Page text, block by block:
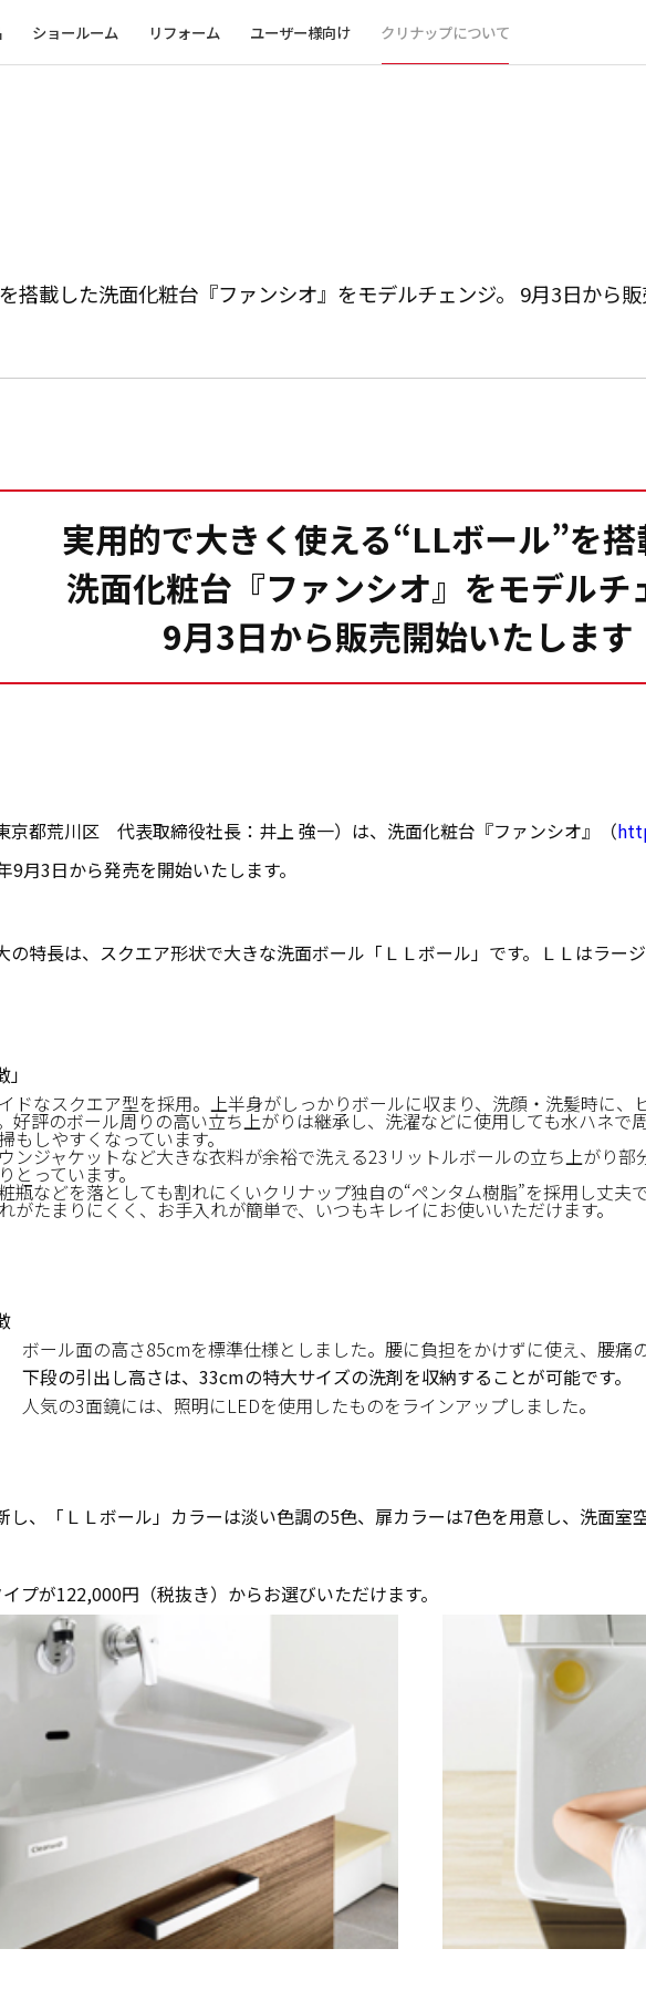
ショールーム リフォーム ユーザー様向け クリナップについて
搭載した洗面化粧台『ファンシオ』をモデルチェンジ。 9月3日から
実用的で大きく使える“LLボール”を
洗面化粧台『ファンシオ』をモデルチ
9月3日から販売開始いたします
京都荒川区 代表取締役社長：井上 強一）は、洗面化粧台『ファンシオ』（
9月3日から発売を開始いたします。
の特長は、スクエア形状で大きな洗面ボール「ＬＬボール」です。ＬＬはラー
ドなスクエア型を採用。上半身がしっかりボールに収まり、洗顔・洗髪時に
好評のボール周りの高い立ち上がりは継承し、洗濯などに使用しても水ハネで
もしやすくなっています。
ンジャケットなど大きな衣料が余裕で洗える23リットルボールの立ち上がり
とっています。
瓶などを落としても割れにくいクリナップ独自の“ペンタム樹脂”を採用し丈夫
がたまりにくく、お手入れが簡単で、いつもキレイにお使いいただけます。
ボール面の高さ85cmを標準仕様としました。腰に負担をかけずに使え、腰痛
下段の引出し高さは、33cmの特大サイズの洗剤を収納することが可能です。
人気の3面鏡には、照明にLEDを使用したものをラインアップしました。
し、「ＬＬボール」カラーは淡い色調の5色、扉カラーは7色を用意し、洗面室
プが122,000円（税抜き）からお選びいただけます。